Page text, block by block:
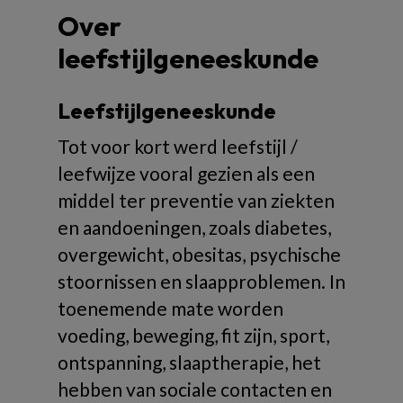
Over
leefstijlgeneeskunde
Leefstijlgeneeskunde
Tot voor kort werd leefstijl /
leefwijze vooral gezien als een
middel ter preventie van ziekten
en aandoeningen, zoals diabetes,
overgewicht, obesitas, psychische
stoornissen en slaapproblemen. In
toenemende mate worden
voeding, beweging, fit zijn, sport,
ontspanning, slaaptherapie, het
hebben van sociale contacten en